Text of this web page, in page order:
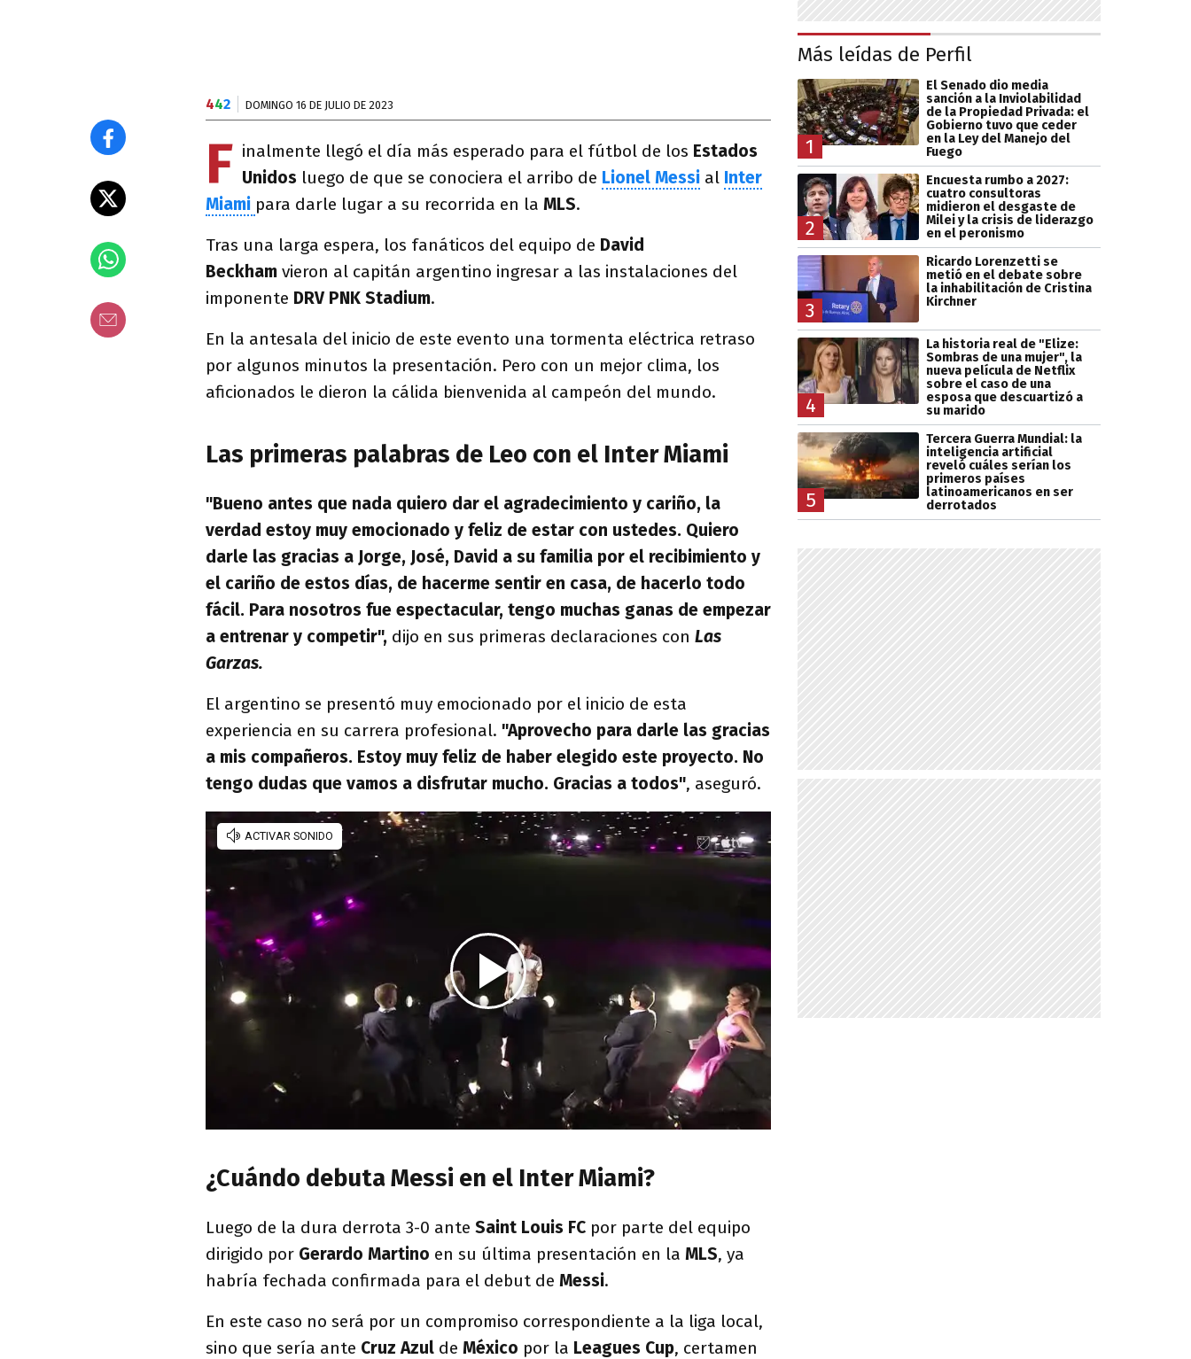
442 DOMINGO 16 DE JULIO DE 2023
F inalmente llegó el día más esperado para el fútbol de los Estados
Unidos luego de que se conociera el arribo de Lionel Messi al Inter
Miami para darle lugar a su recorrida en la MLS.
Tras una larga espera, los fanáticos del equipo de David
Beckham vieron al capitán argentino ingresar a las instalaciones del
imponente DRV PNK Stadium.
En la antesala del inicio de este evento una tormenta eléctrica retraso
por algunos minutos la presentación. Pero con un mejor clima, los
aficionados le dieron la cálida bienvenida al campeón del mundo.
Las primeras palabras de Leo con el Inter Miami
"Bueno antes que nada quiero dar el agradecimiento y cariño, la
verdad estoy muy emocionado y feliz de estar con ustedes. Quiero
darle las gracias a Jorge, José, David a su familia por el recibimiento y
el cariño de estos días, de hacerme sentir en casa, de hacerlo todo
fácil. Para nosotros fue espectacular, tengo muchas ganas de empezar
a entrenar y competir", dijo en sus primeras declaraciones con Las
Garzas.
El argentino se presentó muy emocionado por el inicio de esta
experiencia en su carrera profesional. "Aprovecho para darle las gracias
a mis compañeros. Estoy muy feliz de haber elegido este proyecto. No
tengo dudas que vamos a disfrutar mucho. Gracias a todos", aseguró.
¿Cuándo debuta Messi en el Inter Miami?
Luego de la dura derrota 3-0 ante Saint Louis FC por parte del equipo
dirigido por Gerardo Martino en su última presentación en la MLS, ya
habría fechada confirmada para el debut de Messi.
En este caso no será por un compromiso correspondiente a la liga local,
sino que sería ante Cruz Azul de México por la Leagues Cup, certamen
Más leídas de Perfil
1
El Senado dio media
sanción a la Inviolabilidad
de la Propiedad Privada: el
Gobierno tuvo que ceder
en la Ley del Manejo del
Fuego
2
Encuesta rumbo a 2027:
cuatro consultoras
midieron el desgaste de
Milei y la crisis de liderazgo
en el peronismo
3
Ricardo Lorenzetti se
metió en el debate sobre
la inhabilitación de Cristina
Kirchner
4
La historia real de "Elize:
Sombras de una mujer", la
nueva película de Netflix
sobre el caso de una
esposa que descuartizó a
su marido
5
Tercera Guerra Mundial: la
inteligencia artificial
reveló cuáles serían los
primeros países
latinoamericanos en ser
derrotados